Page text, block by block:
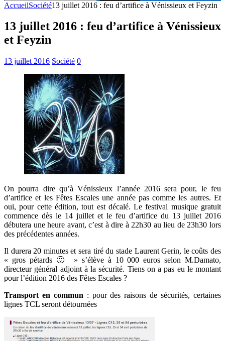
AccueilSociété13 juillet 2016 : feu d’artifice à Vénissieux et Feyzin
13 juillet 2016 : feu d’artifice à Vénissieux
et Feyzin
13 juillet 2016 Société 0
On pourra dire qu’à Vénissieux l’année 2016 sera pour, le feu
d’artifice et les Fêtes Escales une année pas comme les autres. Et
oui, pour cette édition, tout est décalé. Le festival musique gratuit
commence dès le 14 juillet et le feu d’artifice du 13 juillet 2016
débutera une heure avant, c’est à dire à 22h30 au lieu de 23h30 lors
des précédentes années.
Il durera 20 minutes et sera tiré du stade Laurent Gerin, le coûts des
« gros pétards 🙂 » s’élève à 10 000 euros selon M.Damato,
directeur général adjoint à la sécurité. Tiens on a pas eu le montant
pour l’édition 2016 des Fêtes Escales ?
Transport en commun : pour des raisons de sécurités, certaines
lignes TCL seront détournées